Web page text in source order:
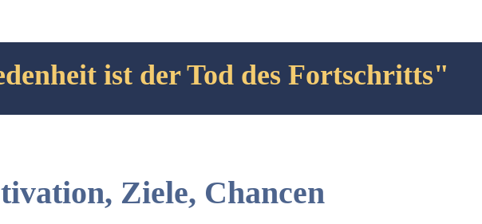
ist der Tod des Fortschritts"
Ziele, Chancen